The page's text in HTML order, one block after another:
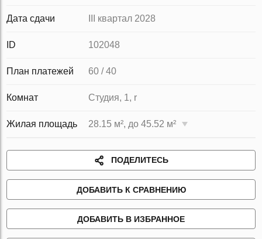
Дата сдачи III квартал 2028
ID 102048
План платежей 60 / 40
Комнат Студия, 1, r
Жилая площадь 28.15 м², до 45.52 м²
ПОДЕЛИТЕСЬ
ДОБАВИТЬ К СРАВНЕНИЮ
ДОБАВИТЬ В ИЗБРАННОЕ